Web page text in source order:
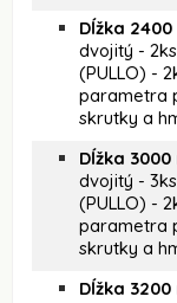
Dĺžka
dvojitý -
(PULLO) -
parametra
skrutky a
Dĺžka 3000
dvojitý -
(PULLO) -
parametra
skrutky a
Dĺžka 3200